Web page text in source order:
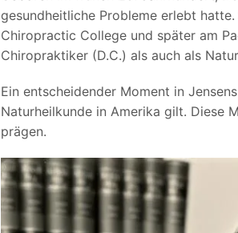
gesundheitliche Probleme erlebt
Chiropractic College und später am
Chiropraktiker (D.C.) als auch als
Ein entscheidender Moment in
Naturheilkunde in Amerika gilt. Diese
prägen.